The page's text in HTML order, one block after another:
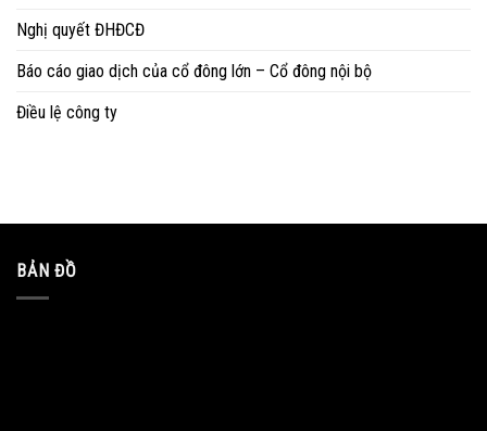
Nghị quyết ĐHĐCĐ
Báo cáo giao dịch của cổ đông lớn – Cổ đông nội bộ
Điều lệ công ty
BẢN ĐỒ